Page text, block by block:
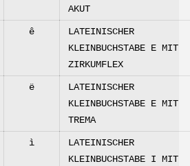
AKUT
ê
LATEINISCHER
KLEINBUCHSTABE E MIT
ZIRKUMFLEX
ë
LATEINISCHER
KLEINBUCHSTABE E MIT
TREMA
ì
LATEINISCHER
KLEINBUCHSTABE I MIT